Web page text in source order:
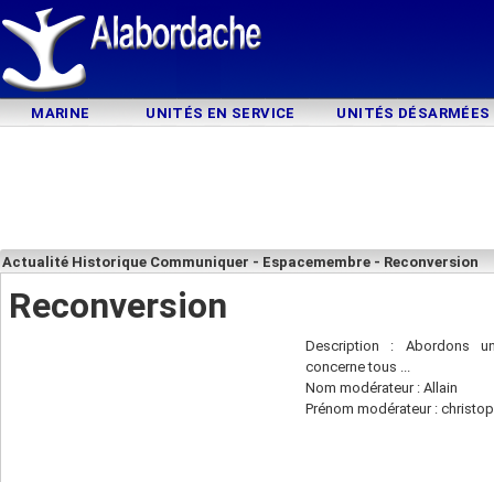
MARINE UNITÉS EN SERVICE UNITÉS DÉSARMÉES
Actualité Historique Communiquer - Espacemembre - Reconversion
Reconversion
Description : Abordons
concerne tous ...
Nom modérateur : Allain
Prénom modérateur :